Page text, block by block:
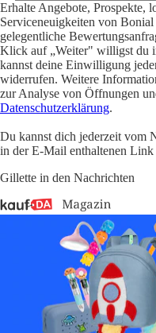
Erhalte Angebote, Prospekte,
Serviceneuigkeiten von
gelegentliche
Klick auf „Weiter" willigst du
kannst deine Einwilligung
widerrufen. Weitere
zur Analyse von Öffnungen
Datenschutzerklärung.
Du kannst dich jederzeit vom
in der E-Mail enthaltenen
Gillette in den Nachrichten